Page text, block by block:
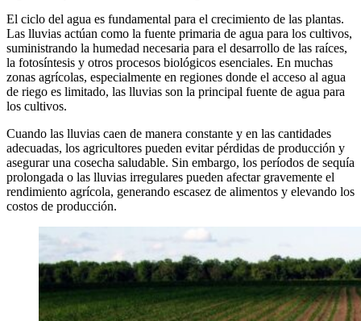
El ciclo del agua es fundamental para el crecimiento de las plantas.
Las lluvias actúan como la fuente primaria de agua para los cultivos,
suministrando la humedad necesaria para el desarrollo de las raíces,
la fotosíntesis y otros procesos biológicos esenciales. En muchas
zonas agrícolas, especialmente en regiones donde el acceso al agua
de riego es limitado, las lluvias son la principal fuente de agua para
los cultivos.
Cuando las lluvias caen de manera constante y en las cantidades
adecuadas, los agricultores pueden evitar pérdidas de producción y
asegurar una cosecha saludable. Sin embargo, los períodos de sequía
prolongada o las lluvias irregulares pueden afectar gravemente el
rendimiento agrícola, generando escasez de alimentos y elevando los
costos de producción.